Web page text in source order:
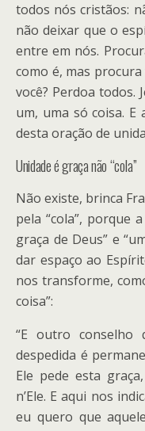
todos nós cristãos:
não deixar que o
entre em nós.
como é, mas
você? Perdoa todos.
um, uma só coisa. E
desta oração de
Unidade é graça não “cola”
Não existe, brinca
pela “cola”, porque
graça de Deus” e
dar espaço ao
nos transforme,
coisa”:
“E outro conselho
despedida é
Ele pede esta
n’Ele. E aqui nos
eu quero que